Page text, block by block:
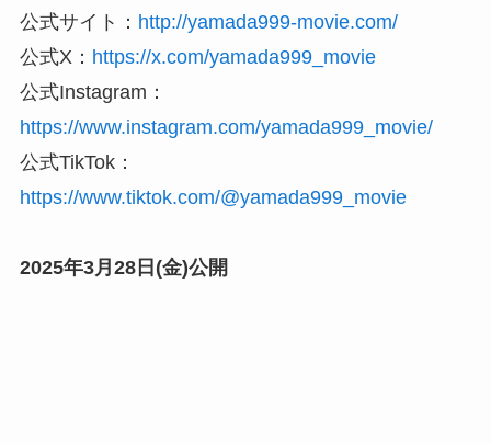
公式サイト： http://yamada999-movie.com/
公式X： https://x.com/yamada999_movie
公式Instagram：
https://www.instagram.com/yamada999_movie/
公式TikTok：
https://www.tiktok.com/@yamada999_movie
2025年3月28日(金)公開